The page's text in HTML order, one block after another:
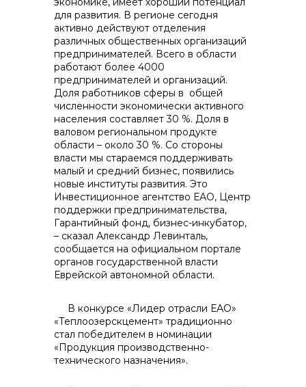
+7 (423) 234 50 50
info@vostokcement.ru
для развития. В регионе сегодня
активно действуют отделения
различных общественных организаций
предпринимателей. Всего в области
работают более 4000
предпринимателей и организаций.
Доля работников сферы в общей
численности экономически активного
населения составляет 30 %. Доля в
валовом региональном продукте
области – около 30 %. Со стороны
власти мы стараемся поддерживать
малый и средний бизнес, появились
новые институты развития. Это
Инвестиционное агентство ЕАО, Центр
поддержки предпринимательства,
Гарантийный фонд, бизнес-инкубатор,
– сказал Александр Левинталь,
сообщается на официальном портале
органов государственной власти
Еврейской автономной области.
В конкурсе «Лидер отрасли ЕАО»
«Теплоозерскцемент» традиционно
стал победителем в номинации
«Продукция производственно-
технического назначения».